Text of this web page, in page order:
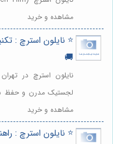
مشاهده و خرید
⭐️ نایلون استرچ :
🚚
نایلون استرچ در
لجستیک مدرن و حفظ
مشاهده و خرید
⭐️ نایلون استرچ :